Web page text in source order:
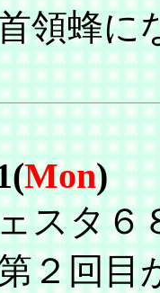
領蜂に
Mon)
タ６
２回目